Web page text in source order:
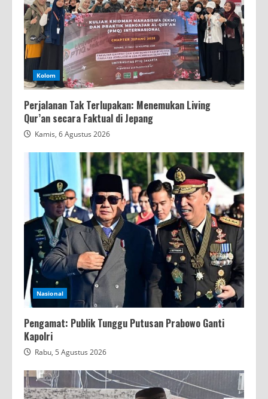
Kolom
Perjalanan Tak Terlupakan: Menemukan Living
Qur’an secara Faktual di Jepang
Kamis, 6 Agustus 2026
Nasional
Pengamat: Publik Tunggu Putusan Prabowo Ganti
Kapolri
Rabu, 5 Agustus 2026